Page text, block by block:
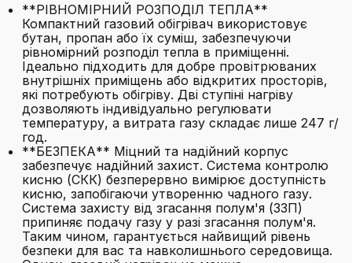
**РІВНОМІРНИЙ РОЗПОДІЛ ТЕПЛА**
Компактний газовий обігрівач використовує
бутан, пропан або їх суміш, забезпечуючи
рівномірний розподіл тепла в приміщенні.
Ідеально підходить для добре провітрюваних
внутрішніх приміщень або відкритих просторів,
які потребують обігріву. Дві ступіні нагріву
дозволяють індивідуально регулювати
температуру, а витрата газу складає лише 247 г/
год.
**БЕЗПЕКА** Міцний та надійний корпус
забезпечує надійний захист. Система контролю
кисню (СКК) безперервно вимірює доступність
кисню, запобігаючи утворенню чадного газу.
Система захисту від згасання полум'я (ЗЗП)
припиняє подачу газу у разі згасання полум'я.
Таким чином, гарантується найвищий рівень
безпеки для вас та навколишнього середовища.